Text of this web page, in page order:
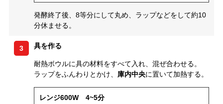
発酵終了後、8等分にして丸め、ラップなどをして約10
分休ませる。
3 具を作る
耐熱ボウルに具の材料をすべて入れ、混ぜ合わせる。
ラップをふんわりとかけ、 庫内中央に置いて加熱する。
レンジ600W 4~5分